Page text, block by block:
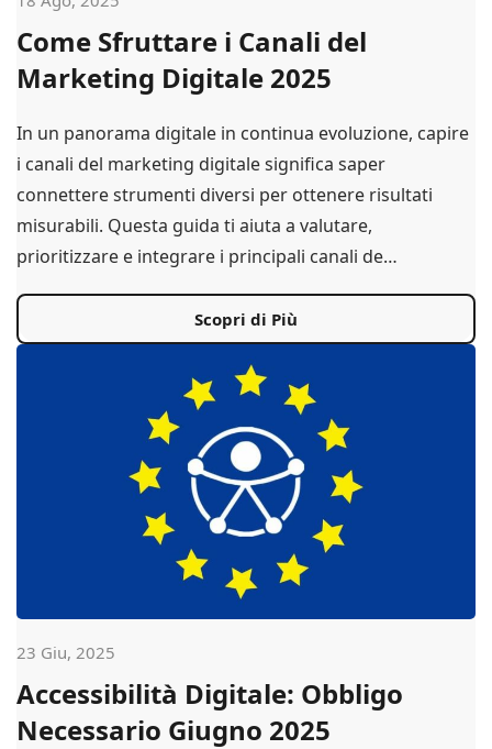
Come Sfruttare i Canali del
Marketing Digitale 2025
In un panorama digitale in continua evoluzione, capire
i canali del marketing digitale significa saper
connettere strumenti diversi per ottenere risultati
misurabili. Questa guida ti aiuta a valutare,
prioritizzare e integrare i principali canali de…
Scopri di Più
23 Giu, 2025
Accessibilità Digitale: Obbligo
Necessario Giugno 2025